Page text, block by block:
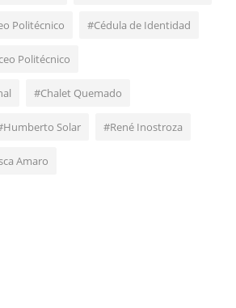
Politécnico #Cédula de Identidad
Politécnico
#Chalet Quemado
Solar #René Inostroza
Amaro